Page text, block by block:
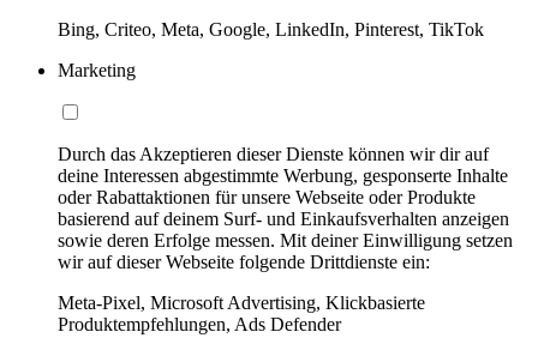
Bing, Criteo, Meta, Google, LinkedIn, Pinterest, TikTok
Marketing
Durch das Akzeptieren dieser Dienste können wir dir auf
deine Interessen abgestimmte Werbung, gesponserte Inhalte
oder Rabattaktionen für unsere Webseite oder Produkte
basierend auf deinem Surf- und Einkaufsverhalten anzeigen
sowie deren Erfolge messen. Mit deiner Einwilligung setzen
wir auf dieser Webseite folgende Drittdienste ein:
Meta-Pixel, Microsoft Advertising, Klickbasierte
Produktempfehlungen, Ads Defender